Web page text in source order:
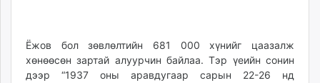
Ёжов бол зөвлөлтийн 681 000 хүнийг цаазалж
хөнөөсөн зартай алуурчин байлаа. Тэр үеийн сонин
дээр “1937 оны аравдугаар сарын 22-26 нд